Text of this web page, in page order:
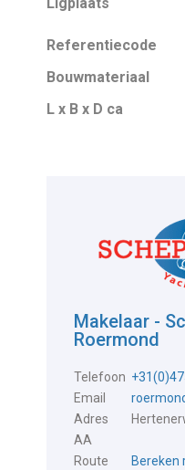
Referentiecode
Bouwmateriaal
L x B x D ca
Makelaar -
Roermond
Telefoon
Email
Adres
AA
Route
Bereken